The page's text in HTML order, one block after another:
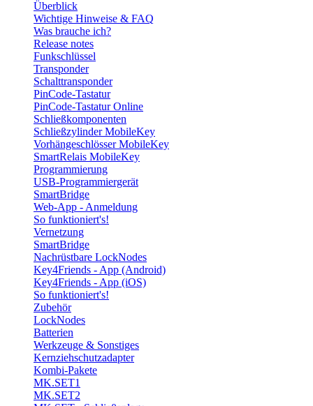
Überblick
Wichtige Hinweise & FAQ
Was brauche ich?
Release notes
Funkschlüssel
Transponder
Schalttransponder
PinCode-Tastatur
PinCode-Tastatur Online
Schließkomponenten
Schließzylinder MobileKey
Vorhängeschlösser MobileKey
SmartRelais MobileKey
Programmierung
USB-Programmiergerät
SmartBridge
Web-App - Anmeldung
So funktioniert's!
Vernetzung
SmartBridge
Nachrüstbare LockNodes
Key4Friends - App (Android)
Key4Friends - App (iOS)
So funktioniert's!
Zubehör
LockNodes
Batterien
Werkzeuge & Sonstiges
Kernziehschutzadapter
Kombi-Pakete
MK.SET1
MK.SET2